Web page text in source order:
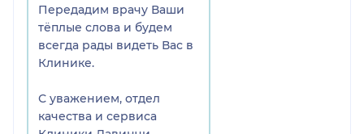
Передадим врачу Ваши
тёплые слова и будем
всегда рады видеть Вас в
Клинике.
С уважением, отдел
качества и сервиса